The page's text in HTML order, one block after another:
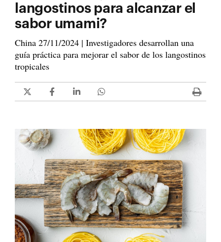
langostinos para alcanzar el
sabor umami?
China 27/11/2024 | Investigadores desarrollan una
guía práctica para mejorar el sabor de los langostinos
tropicales